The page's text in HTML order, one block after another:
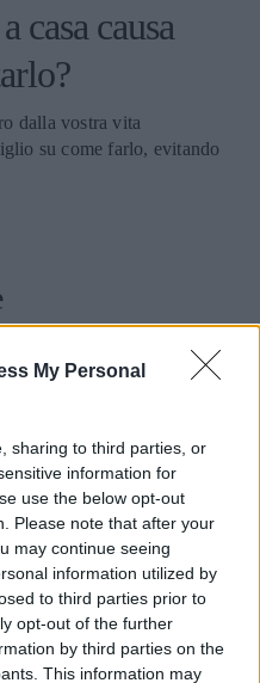
My Personal
sharing to third parties, or
information for
use the below opt-out
Please note that after your
may continue seeing
information utilized by
to third parties prior to
opt-out of the further
by third parties on the
This information may
casa causa
dalla vostra vita
su come farlo, evitando